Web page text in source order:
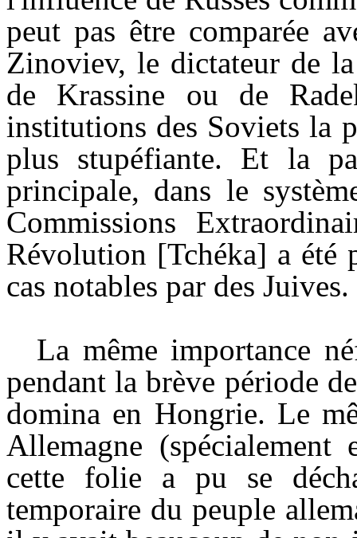
peut pas être comparée
Zinoviev, le dictateur de
de Krassine ou de
institutions des Soviets la
plus stupéfiante. Et la
principale, dans le
Commissions
Révolution [Tchéka] a été
cas notables par des Juives.
La même importance
pendant la brève période
domina en Hongrie. Le
Allemagne
cette folie a pu se
temporaire du peuple